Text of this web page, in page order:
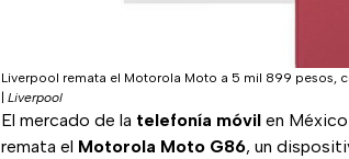
Liverpool remata el Motorola Moto a 5 mil 899 pesos,
Liverpool
El mercado de la telefonía móvil en
remata el Motorola Moto G86, un